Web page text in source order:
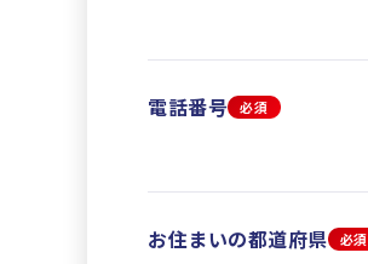
電話番号 必須
お住まいの都道府県 必須